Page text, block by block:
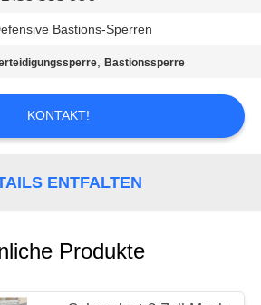
Bastions-Sperren
,Bastionssperre
KONTAKT!
ENTFALTEN
Produkte